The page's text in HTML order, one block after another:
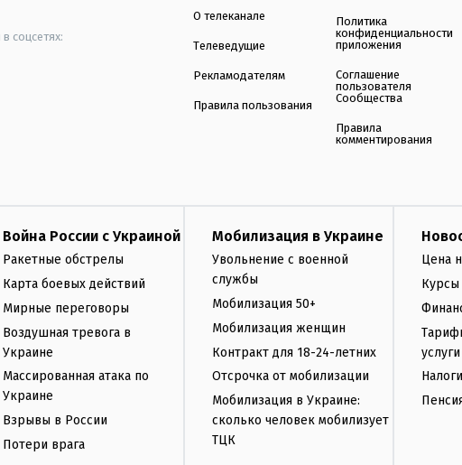
соцсетях:
О телеканале
Телеведущие
Рекламодателям
Правила пользования
Политика
конфиденциальности
приложения
Соглашение
пользователя
Сообщества
Правила
комментирования
Война России с Украиной
Ракетные обстрелы
Карта боевых действий
Мирные переговоры
Воздушная тревога в
Украине
Массированная атака по
Украине
Взрывы в России
Потери врага
Мобилизация в Украине
Увольнение с военной
службы
Мобилизация 50+
Мобилизация женщин
Контракт для 18-24-летних
Отсрочка от мобилизации
Мобилизация в Украине:
сколько человек мобилизует
ТЦК
Цена
услуги
Налоги